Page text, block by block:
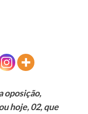
oposição,
hoje, 02, que